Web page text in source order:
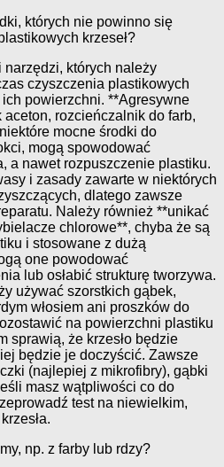
których nie powinno się
krzeseł?
których należy
czyszczenia plastikowych
ich powierzchni. **Agresywne
rozcieńczalnik do farb,
mocne środki do
mogą spowodować
a nawet rozpuszczenie plastiku.
i zasady zawarte w niektórych
dlatego zawsze
Należy również **unikać
chlorowe**, chyba że są
i stosowane z dużą
one powodować
lub osłabić strukturę tworzywa.
używać szorstkich gąbek,
włosiem ani proszków do
na powierzchni plastiku
sprawią, że krzesło będzie
będzie je doczyścić. Zawsze
(najlepiej z mikrofibry), gąbki
masz wątpliwości co do
test na niewielkim,
np. z farby lub rdzy?